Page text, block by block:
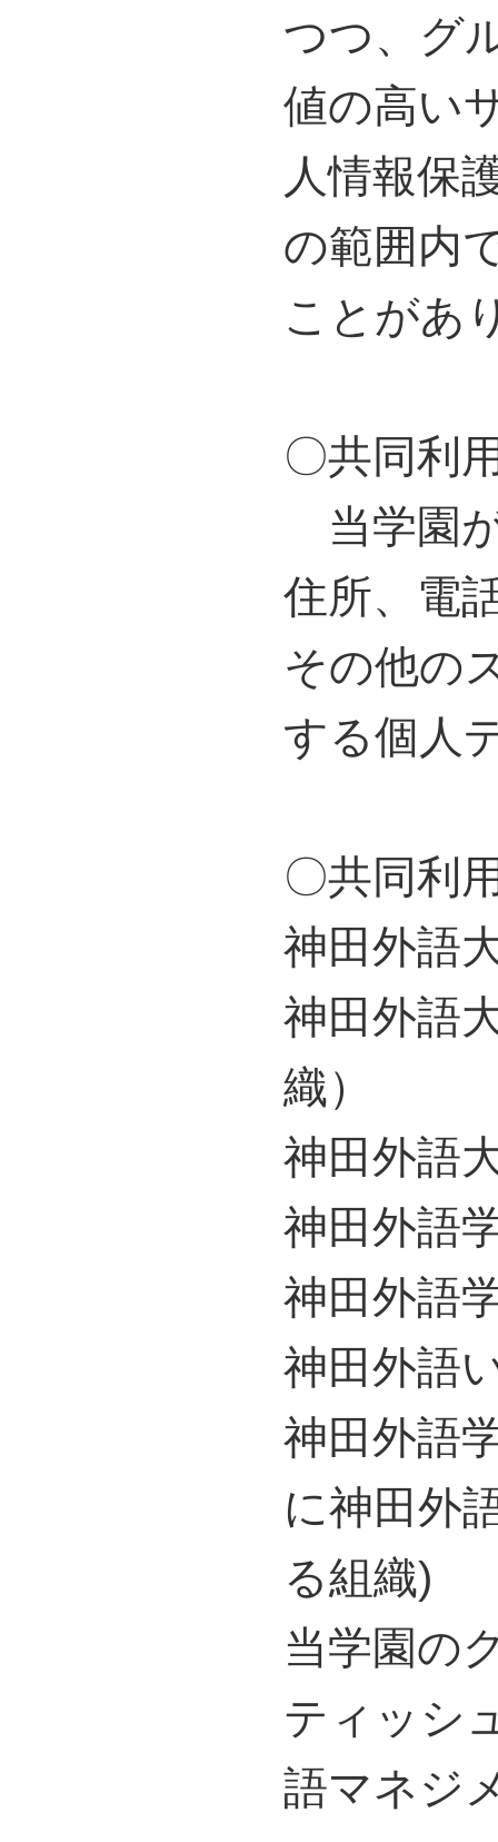
つつ、グ
値の高い
人情報保
の範囲内
ことがあ
〇共同利
当学園
住所、電
その他の
する個人
〇共同利
神田外語
神田外語
織）
神田外語
神田外語
神田外語
神田外語
神田外語
に神田外
る組織)
当学園の
ティッシ
語マネジ